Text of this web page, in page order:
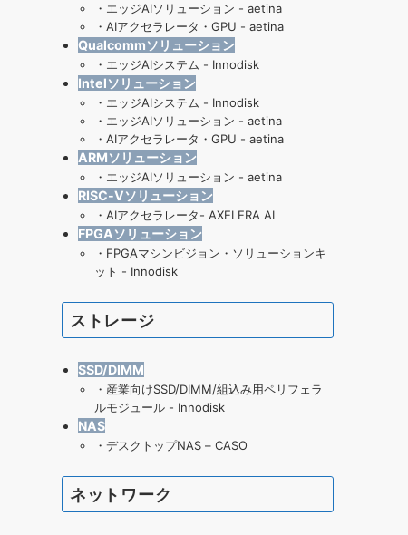
・ エッジAIソリューション - aetina
・ AIアクセラレータ・GPU - aetina
Qualcommソリューション
・ エッジAIシステム - Innodisk
Intelソリューション
・ エッジAIシステム - Innodisk
・ エッジAIソリューション - aetina
・ AIアクセラレータ・GPU - aetina
ARMソリューション
・ エッジAIソリューション - aetina
RISC-Vソリューション
・ AIアクセラレータ- AXELERA AI
FPGAソリューション
・ FPGAマシンビジョン・ソリューションキ
ット - Innodisk
ストレージ
SSD/DIMM
・ 産業向けSSD/DIMM/組込み用ペリフェラ
ルモジュール - Innodisk
NAS
・ デスクトップNAS – CASO
ネットワーク